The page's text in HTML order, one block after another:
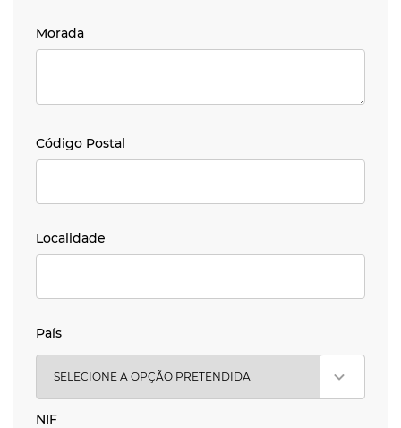
Morada
Morada
Código Postal
Código Postal
Localidade
Localidade
País
País
NIF
NIF